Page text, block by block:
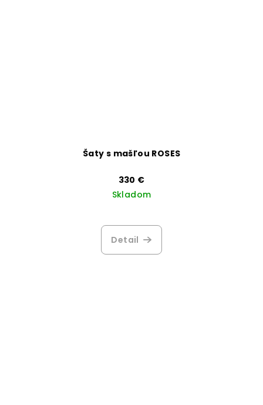
Šaty s mašľou ROSES
330 €
Skladom
hodnotenie
produktu
Detail